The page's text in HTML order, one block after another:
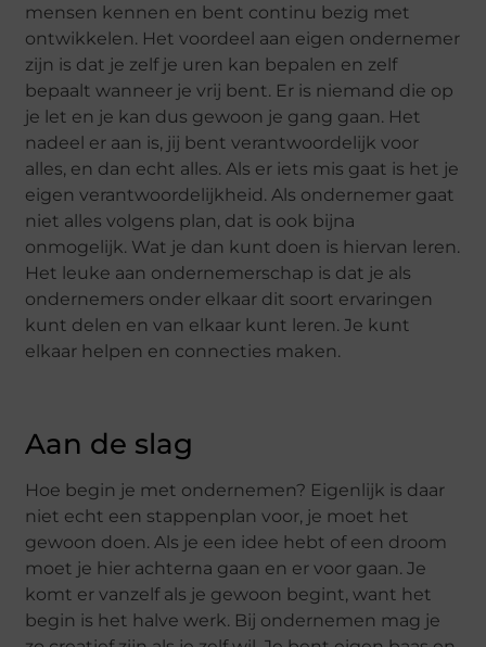
mensen kennen en bent continu bezig met
ontwikkelen. Het voordeel aan eigen ondernemer
zijn is dat je zelf je uren kan bepalen en zelf
bepaalt wanneer je vrij bent. Er is niemand die op
je let en je kan dus gewoon je gang gaan. Het
nadeel er aan is, jij bent verantwoordelijk voor
alles, en dan echt alles. Als er iets mis gaat is het je
eigen verantwoordelijkheid. Als ondernemer gaat
niet alles volgens plan, dat is ook bijna
onmogelijk. Wat je dan kunt doen is hiervan leren.
Het leuke aan ondernemerschap is dat je als
ondernemers onder elkaar dit soort ervaringen
kunt delen en van elkaar kunt leren. Je kunt
elkaar helpen en connecties maken.
Aan de slag
Hoe begin je met ondernemen? Eigenlijk is daar
niet echt een stappenplan voor, je moet het
gewoon doen. Als je een idee hebt of een droom
moet je hier achterna gaan en er voor gaan. Je
komt er vanzelf als je gewoon begint, want het
begin is het halve werk. Bij ondernemen mag je